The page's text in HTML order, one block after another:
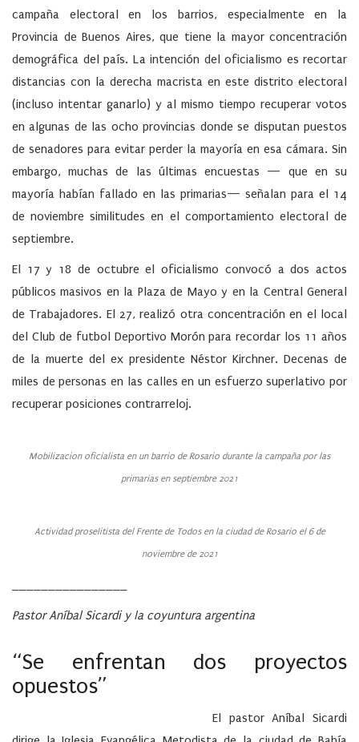
campaña electoral en los barrios, especialmente en la
Provincia de Buenos Aires, que tiene la mayor concentración
demográfica del país. La intención del oficialismo es recortar
distancias con la derecha macrista en este distrito electoral
(incluso intentar ganarlo) y al mismo tiempo recuperar votos
en algunas de las ocho provincias donde se disputan puestos
de senadores para evitar perder la mayoría en esa cámara. Sin
embargo, muchas de las últimas encuestas — que en su
mayoría habían fallado en las primarias— señalan para el 14
de noviembre similitudes en el comportamiento electoral de
septiembre.
El 17 y 18 de octubre el oficialismo convocó a dos actos
públicos masivos en la Plaza de Mayo y en la Central General
de Trabajadores. El 27, realizó otra concentración en el local
del Club de futbol Deportivo Morón para recordar los 11 años
de la muerte del ex presidente Néstor Kirchner. Decenas de
miles de personas en las calles en un esfuerzo superlativo por
recuperar posiciones contrarreloj.
Mobilizacion oficialista en un barrio de Rosario durante la campaña por las
primarias en septiembre 2021
Actividad proselitista del Frente de Todos en la ciudad de Rosario el 6 de
noviembre de 2021
Pastor Aníbal Sicardi y la coyuntura argentina
“Se enfrentan dos proyectos
opuestos”
El pastor Aníbal Sicardi